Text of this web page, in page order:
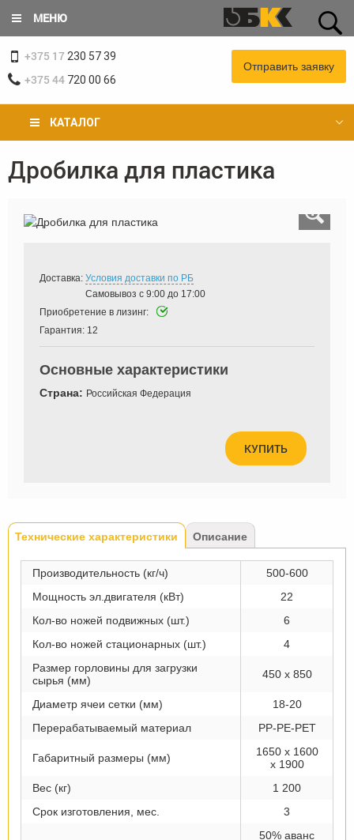
основному
содержанию
МЕНЮ
+375 17 230 57 39
+375 44 720 00 66
Отправить заявку
КАТАЛОГ
Вы
Дробилка для пластика
Доставка: Условия доставки по РБ
Самовывоз с 9:00 до 17:00
Приобретение в лизинг:
Гарантия: 12
Основные характеристики
Страна: Российская Федерация
КУПИТЬ
Tabs
Технические характеристики (активная
вкладка)
Описание
Производительность (кг/ч)
500-600
Мощность эл.двигателя (кВт)
22
Кол-во ножей подвижных (шт.)
6
Кол-во ножей стационарных (шт.)
4
Размер горловины для загрузки
сырья (мм)
450 х 850
Диаметр ячеи сетки (мм)
18-20
Перерабатываемый материал
PP-PE-PET
Габаритный размеры (мм)
1650 х 1600
х 1900
Вес (кг)
1 200
Срок изготовления, мес.
3
50% аванс